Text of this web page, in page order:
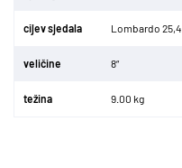
cijev sjedala Lombardo 25,4
veličine 8“
težina 9.00 kg